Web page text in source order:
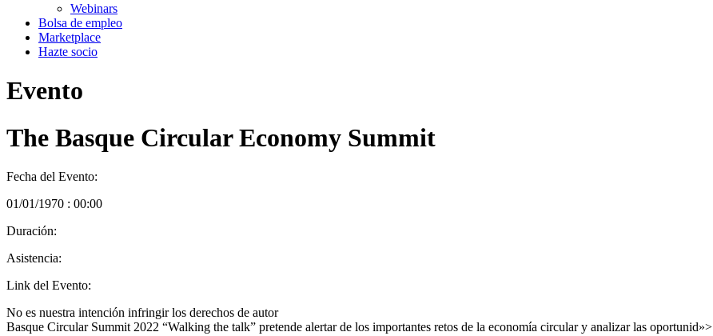
Webinars
Bolsa de empleo
Marketplace
Hazte socio
Evento
The Basque Circular Economy Summit
Fecha del Evento:
01/01/1970 : 00:00
Duración:
Asistencia:
Link del Evento:
No es nuestra intención infringir los derechos de autor
Basque Circular Summit 2022 “Walking the talk” pretende alertar de los importantes retos de la economía circular y analizar las oportunid»>